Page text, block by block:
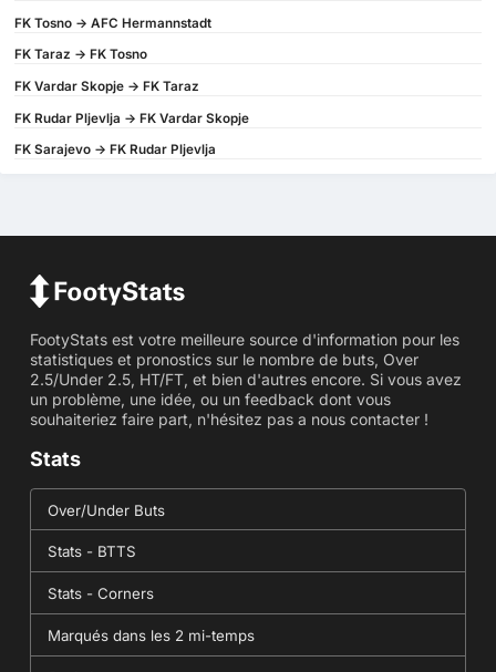
FK Tosno -> AFC Hermannstadt
FK Taraz -> FK Tosno
FK Vardar Skopje -> FK Taraz
FK Rudar Pljevlja -> FK Vardar Skopje
FK Sarajevo -> FK Rudar Pljevlja
FootyStats est votre meilleure source d'information pour les
statistiques et pronostics sur le nombre de buts, Over
2.5/Under 2.5, HT/FT, et bien d'autres encore. Si vous avez
un problème, une idée, ou un feedback dont vous
souhaiteriez faire part, n'hésitez pas a nous contacter !
Stats
Over/Under Buts
Stats - BTTS
Stats - Corners
Marqués dans les 2 mi-temps